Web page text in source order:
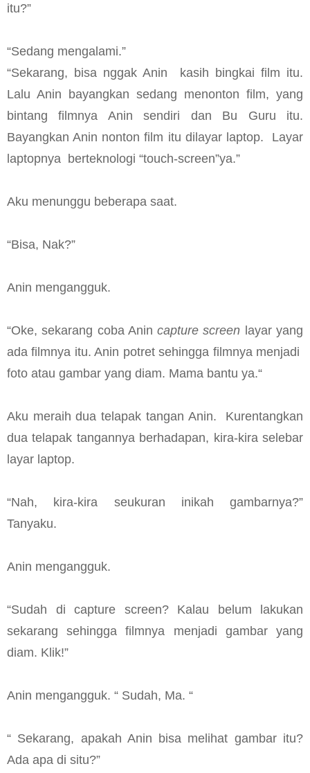
itu?”
“Sedang mengalami.”
“Sekarang, bisa nggak Anin kasih bingkai film itu.
Lalu Anin bayangkan sedang menonton film, yang
bintang filmnya Anin sendiri dan Bu Guru itu.
Bayangkan Anin nonton film itu dilayar laptop. Layar
laptopnya berteknologi “touch-screen”ya.”
Aku menunggu beberapa saat.
“Bisa, Nak?”
Anin mengangguk.
“Oke, sekarang coba Anincapture screen layar yang
ada filmnya itu. Anin potret sehingga filmnya menjadi
foto atau gambar yang diam. Mama bantu ya.“
Aku meraih dua telapak tangan Anin. Kurentangkan
dua telapak tangannya berhadapan, kira-kira selebar
layar laptop.
“Nah, kira-kira seukuran inikah gambarnya?”
Tanyaku.
Anin mengangguk.
“Sudah di capture screen? Kalau belum lakukan
sekarang sehingga filmnya menjadi gambar yang
diam. Klik!”
Anin mengangguk. “ Sudah, Ma. “
“ Sekarang, apakah Anin bisa melihat gambar itu?
Ada apa di situ?”